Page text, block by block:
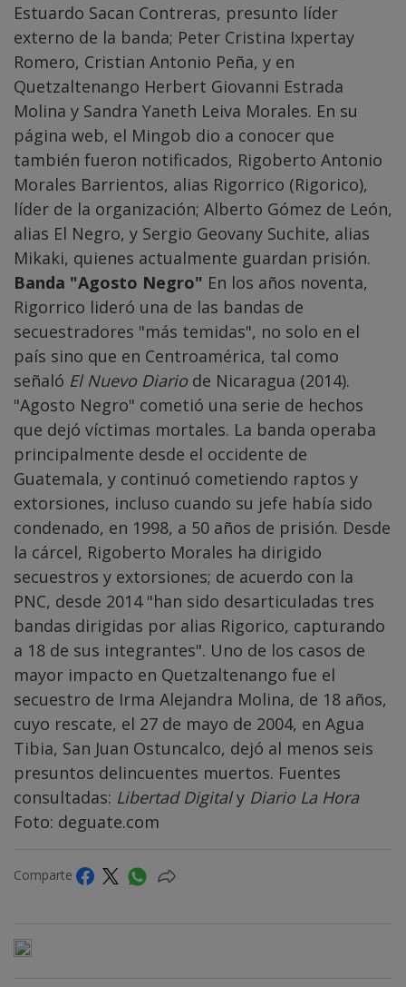
Estuardo Sacan Contreras, presunto líder
externo de la banda; Peter Cristina Ixpertay
Romero, Cristian Antonio Peña, y en
Quetzaltenango Herbert Giovanni Estrada
Molina y Sandra Yaneth Leiva Morales. En su
página web, el Mingob dio a conocer que
también fueron notificados, Rigoberto Antonio
Morales Barrientos, alias Rigorrico (Rigorico),
líder de la organización; Alberto Gómez de León,
alias El Negro, y Sergio Geovany Suchite, alias
Mikaki, quienes actualmente guardan prisión.
Banda "Agosto Negro" En los años noventa,
Rigorrico lideró una de las bandas de
secuestradores "más temidas", no solo en el
país sino que en Centroamérica, tal como
señaló El Nuevo Diariode Nicaragua (2014).
"Agosto Negro" cometió una serie de hechos
que dejó víctimas mortales. La banda operaba
principalmente desde el occidente de
Guatemala, y continuó cometiendo raptos y
extorsiones, incluso cuando su jefe había sido
condenado, en 1998, a 50 años de prisión. Desde
la cárcel, Rigoberto Morales ha dirigido
secuestros y extorsiones; de acuerdo con la
PNC, desde 2014 "han sido desarticuladas tres
bandas dirigidas por alias Rigorico, capturando
a 18 de sus integrantes". Uno de los casos de
mayor impacto en Quetzaltenango fue el
secuestro de Irma Alejandra Molina, de 18 años,
cuyo rescate, el 27 de mayo de 2004, en Agua
Tibia, San Juan Ostuncalco, dejó al menos seis
presuntos delincuentes muertos. Fuentes
consultadas: Libertad Digitaly Diario La Hora
Foto: deguate.com
Comparte